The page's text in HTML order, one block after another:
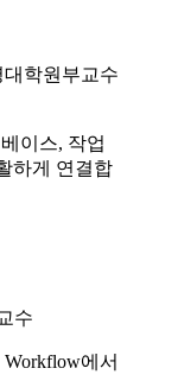
학원 부교수
이스, 작업
하게 연결합
수
에서